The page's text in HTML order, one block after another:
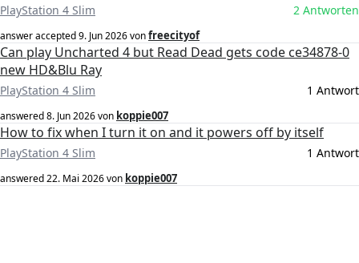
PlayStation 4 Slim 2 Antworten
answer accepted9. Jun 2026vonfreecityof
Can play Uncharted 4 but Read Dead gets code ce34878-0
new HD&Blu Ray
PlayStation 4 Slim 1 Antwort
answered8. Jun 2026von koppie007
How to fix when I turn it on and it powers off by itself
PlayStation 4 Slim 1 Antwort
answered22. Mai 2026von koppie007